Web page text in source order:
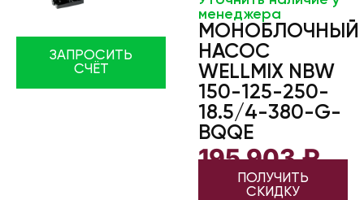
ЗАПРОСИТЬ
СЧЁТ
менеджера
МОНОБЛОЧНЫЙ
НАСОС
WELLMIX NBW
150-125-250-
18.5/4-380-G-
BQQE
195 903₽
ПОЛУЧИТЬ
СКИДКУ